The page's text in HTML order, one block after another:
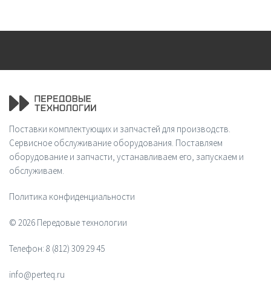
Поставки комплектующих и запчастей для производств.
Сервисное обслуживание оборудования. Поставляем
оборудование и запчасти, устанавливаем его, запускаем и
обслуживаем.
Политика конфиденциальности
© 2026 Передовые технологии
Телефон: 8 (812) 309 29 45
info@perteq.ru